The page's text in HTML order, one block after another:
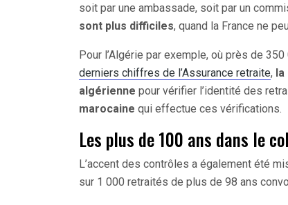
soit par une ambassade, soit par un
sont plus difficiles, quand la France ne
Pour l’Algérie par exemple, où près de
derniers chiffres de l’Assurance retraite, la
algérienne pour vérifier l’identité des
marocaine qui effectue ces vérifications.
Les plus de 100 ans dans le
L’accent des contrôles a également été
sur 1 000 retraités de plus de 98 ans